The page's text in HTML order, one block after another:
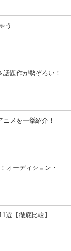
う
題作が勢ぞろい！
ニメを一挙紹介！
オーディション・
選【徹底比較】